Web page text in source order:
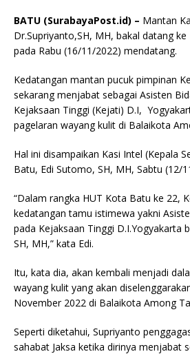
BATU (SurabayaPost.id) – Mantan
Dr.Supriyanto,SH, MH, bakal datang
pada Rabu (16/11/2022) mendatang.
Kedatangan mantan pucuk pimpinan
sekarang menjabat sebagai Asisten
Kejaksaan Tinggi (Kejati) D.I,
pagelaran wayang kulit di Balaikota
Hal ini disampaikan Kasi Intel (Kepala
Batu, Edi Sutomo, SH, MH, Sabtu (12/
“Dalam rangka HUT Kota Batu ke 22,
kedatangan tamu istimewa yakni
pada Kejaksaan Tinggi D.I.Yogyakarta
SH, MH,” kata Edi.
Itu, kata dia, akan kembali menjadi
wayang kulit yang akan
November 2022 di Balaikota Among
Seperti diketahui, Supriyanto
sahabat Jaksa ketika dirinya menjabat